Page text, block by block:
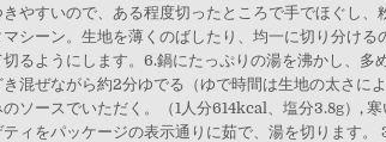
やすいので、ある程度切ったところで手でほぐし
マシーン。生地を薄くのばしたり、均一に切り分け
るようにします。6.鍋にたっぷりの湯を沸かし、
混ぜながら約2分ゆでる（ゆで時間は生地の太さに
のソースでいただく。（1人分614kcal、塩分3.8g）,
ティをパッケージの表示通りに茹で、湯を切ります